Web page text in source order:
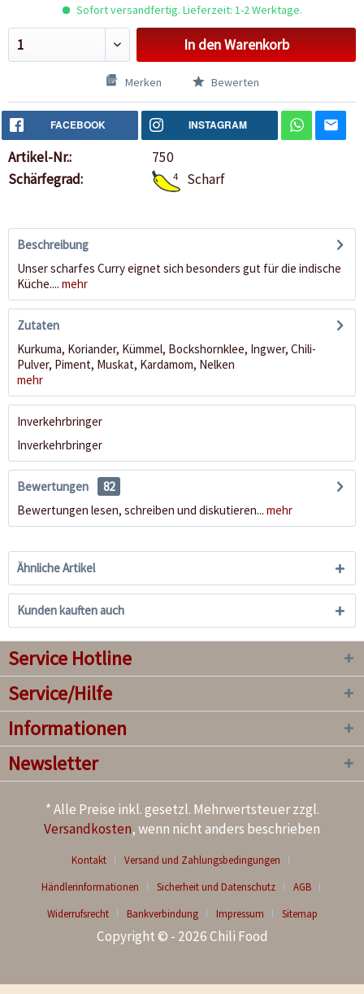
Sofort versandfertig. Lieferzeit: 1-2 Werktage.
In denWarenkorb
Merken Bewerten
FACEBOOK INSTAGRAM
Artikel-Nr.:
750
Schärfegrad:
4 Scharf
Beschreibung
Unser scharfes Curry eignet sich besonders gut für die indische
Küche.... mehr
Zutaten
Kurkuma, Koriander, Kümmel, Bockshornklee, Ingwer, Chili-
Pulver, Piment, Muskat, Kardamom, Nelken
mehr
Inverkehrbringer
Inverkehrbringer
Bewertungen
82
Bewertungen lesen, schreiben und diskutieren... mehr
Ähnliche Artikel
Kunden kauften auch
Service Hotline
Service/Hilfe
Informationen
Newsletter
* Alle Preise inkl. gesetzl. Mehrwertsteuer zzgl.
Versandkosten, wenn nicht anders beschrieben
Kontakt
Versand und Zahlungsbedingungen
Händlerinformationen
Sicherheit und Datenschutz
AGB
Widerrufsrecht
Bankverbindung Impressum Sitemap
Copyright © - 2026 Chili Food